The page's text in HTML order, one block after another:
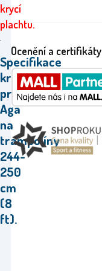
krycí
plachtu.
Specifikace
krytu
pružin
Aga
na
trampolíny
244-
250
cm
(8
ft).
Ocenění a certifikáty